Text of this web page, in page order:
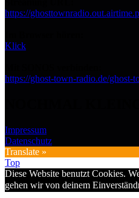
https://
Klick
https://ghost-town-radio.de/ghost-
Impressum
Datenschutz
Translate »
Top
Diese Website benutzt Cookies.
gehen wir von deinem